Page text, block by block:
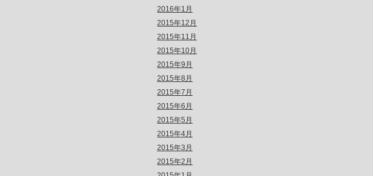
2016年1月
2015年12月
2015年11月
2015年10月
2015年9月
2015年8月
2015年7月
2015年6月
2015年5月
2015年4月
2015年3月
2015年2月